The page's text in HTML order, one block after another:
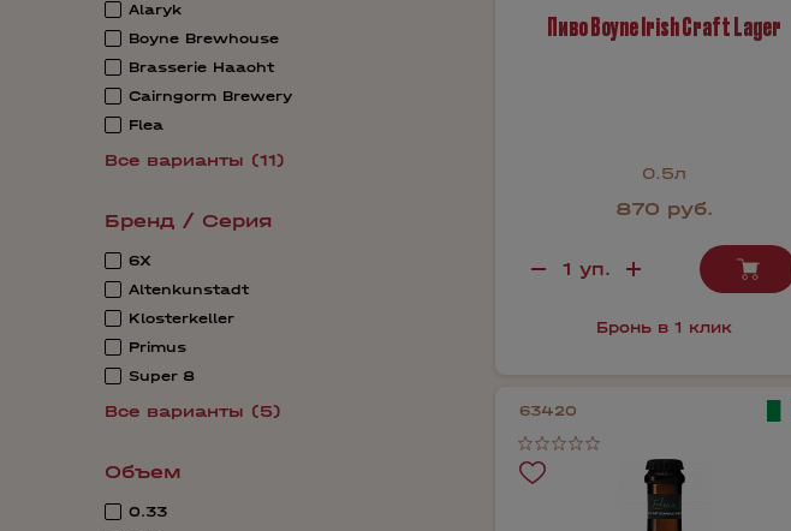
Alaryk
Boyne Brewhouse
Brasserie Haacht
Cairngorm Brewery
Flea
Все варианты (11)
Бренд / Серия
6X
Altenkunstadt
Klosterkeller
Primus
Super 8
Все варианты (5)
Объем
0.33
Пиво Boyne Irish Craft Lager
0.5л
870 руб.
Бронь в 1 клик
63420